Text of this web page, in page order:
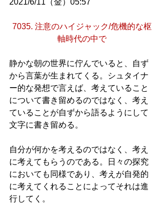
2021/6/11（金）05:57
7035. 注意のハイジャック/危機的な枢
軸時代の中で
静かな朝の世界に佇んでいると、自ず
から言葉が生まれてくる。シュタイナ
ー的な発想で言えば、考えていること
について書き留めるのではなく、考え
ていることが自ずから語るようにして
文字に書き留める。
自分が何かを考えるのではなく、考え
に考えてもらうのである。日々の探究
においても同様であり、考えが自発的
に考えてくれることによってそれは進
行してく。